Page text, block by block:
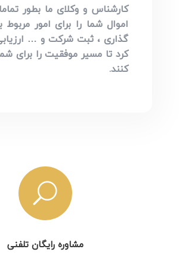
کارشناس و وکلای ما بطور
اموال شما را برای امور مربوط
گذاری ، ثبت شرکت و …
کرد تا مسیر موفقیت را برای
کنند.
U
مشاوره رایگان تلفنی